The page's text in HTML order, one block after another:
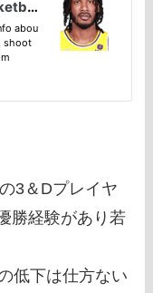
3＆Dプレイヤ
勝経験があり若
低下は仕方ない